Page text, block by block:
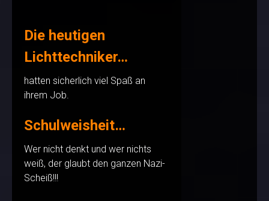
Die heutigen
Lichttechniker…
hatten sicherlich viel Spaß an
ihrem Job.
Schulweisheit…
Wer nicht denkt und wer nichts
weiß, der glaubt den ganzen Nazi-
Scheiß!!!